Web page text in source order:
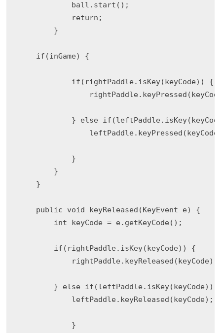
            ball.start();
            return;
        }
    if(inGame) {
            if(rightPaddle.isKey(keyCode)) {
} else
            }
        }
    }
    public void keyReleased(KeyEvent e) {
        int keyCode = e.getKeyCode();
        if(rightPaddle.isKey(keyCode)) {
            rightPaddle.keyReleased(keyCode);
} else if(leftPaddle.isKey(keyCode))
            leftPaddle.keyReleased(keyCode);
            }